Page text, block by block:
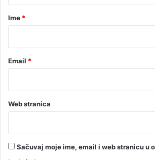
rIme *
Email *
Web stranica
Sačuvaj moje ime, email i web stranicu u